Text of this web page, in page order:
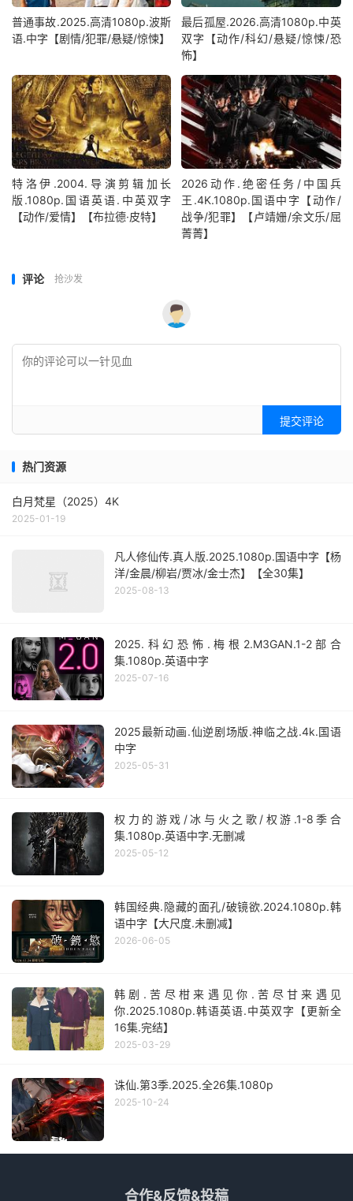
普通事故.2025.高清1080p.波斯
语.中字【剧情/犯罪/悬疑/惊悚】
最后孤屋.2026.高清1080p.中英
双字【动作/科幻/悬疑/惊悚/恐
怖】
特洛伊.2004.导演剪辑加长
版.1080p.国语英语.中英双字
【动作/爱情】【布拉德·皮特】
2026动作.绝密任务/中国兵
王.4K.1080p.国语中字【动作/
战争/犯罪】【卢靖姗/余文乐/屈
菁菁】
评论 抢沙发
提交评论
热门资源
白月梵星（2025）4K
2025-01-19
凡人修仙传.真人版.2025.1080p.国语中字【杨
洋/金晨/柳岩/贾冰/金士杰】【全30集】
2025-08-13
2025.科幻恐怖.梅根2.M3GAN.1-2部合
集.1080p.英语中字
2025-07-16
2025最新动画.仙逆剧场版.神临之战.4k.国语
中字
2025-05-31
权力的游戏/冰与火之歌/权游.1-8季合
集.1080p.英语中字.无删减
2025-05-12
韩国经典.隐藏的面孔/破镜欲.2024.1080p.韩
语中字【大尺度.未删减】
2026-06-05
韩剧.苦尽柑来遇见你.苦尽甘来遇见
你.2025.1080p.韩语英语.中英双字【更新全
16集.完结】
2025-03-29
诛仙.第3季.2025.全26集.1080p
2025-10-24
合作&反馈&投稿